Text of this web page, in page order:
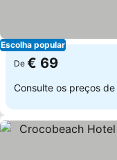
Escolha popular
De € 69
Consulte os preços de